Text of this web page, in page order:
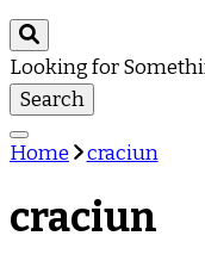
Looking for
Home craciun
craciun